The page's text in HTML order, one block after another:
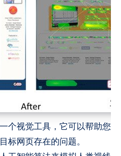
视觉工具，它可以帮助您
标网页存在的问题。